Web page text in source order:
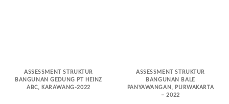
ASSESSMENT STRUKTUR
BANGUNAN GEDUNG PT HEINZ
ABC, KARAWANG-2022
ASSESSMENT STRUKTUR
BANGUNAN BALE
PANYAWANGAN, PURWAKARTA
– 2022